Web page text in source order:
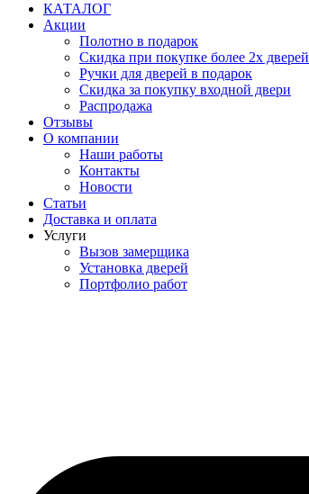
КАТАЛОГ
Акции
Полотно в подарок
Скидка при покупке более 2х дверей
Ручки для дверей в подарок
Скидка за покупку входной двери
Распродажа
Отзывы
О компании
Наши работы
Контакты
Новости
Статьи
Доставка и оплата
Услуги
Вызов замерщика
Установка дверей
Портфолио работ